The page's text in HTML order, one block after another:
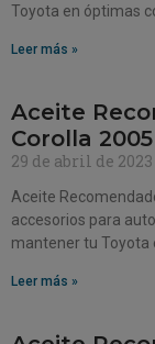
Toyota en óptimas
Leer más »
Aceite
Corolla 2005
29 de abril de 2023
Aceite
accesorios para
mantener tu Toyota
Leer más »